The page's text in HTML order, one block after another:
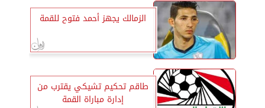
الزمالك يجهز أحمد فتوح للقمة
طاقم تحكيم تشيكي يقترب من
إدارة مباراة القمة